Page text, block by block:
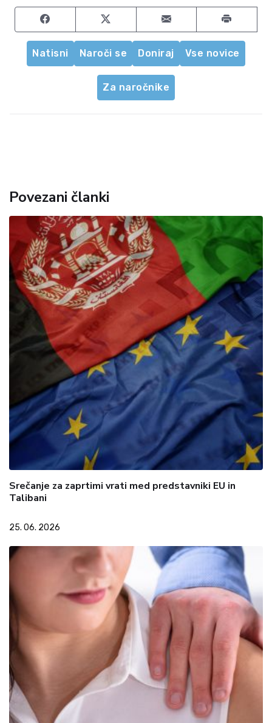
Share on FacebookShare on TwitterShare by email
Natisni Naroči se Doniraj Vse novice
Za naročnike
Povezani članki
Srečanje za zaprtimi vrati med predstavniki EU in
Talibani
25. 06. 2026